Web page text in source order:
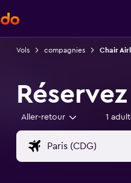
Vols compagnies Chair
Aller-retour 1